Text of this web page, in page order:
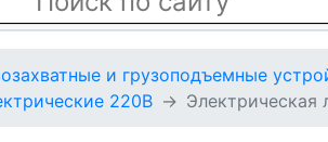
и грузоподъемные
220В